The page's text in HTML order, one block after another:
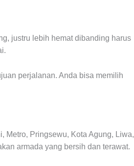
justru lebih hemat dibanding harus
perjalanan. Anda bisa memilih
Metro, Pringsewu, Kota Agung, Liwa,
armada yang bersih dan terawat.